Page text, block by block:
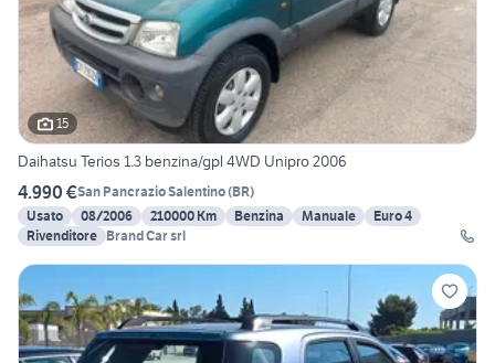
15
Daihatsu Terios 1.3 benzina/gpl 4WD Unipro 2006
4.990 €San Pancrazio Salentino(BR)
Usato
08/2006 210000 Km Benzina Manuale
Euro 4
Rivenditore Brand Car srl